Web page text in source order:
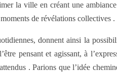
la ville en créant une
de révélations collectives .
donnent ainsi la
pensant et agissant, à
. Parions que l’idée